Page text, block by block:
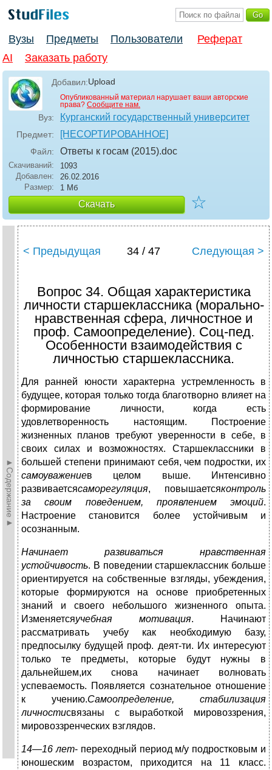
Вузы Предметы Пользователи
Реферат
AI
Заказать работу
Добавил:Upload
Опубликованный материал нарушает ваши авторские
права? Сообщите нам.
Вуз: Курганский государственный университет
Предмет: [НЕСОРТИРОВАННОЕ]
Файл: Ответы к госам (2015).doc
Скачиваний:
1093
Добавлен:
26.02.2016
Размер:
1 Мб
Скачать ☆
►Содержание►
< Предыдущая 34 / 47 Следующая >
Вопрос 34. Общая характеристика
личности старшеклассника (морально-
нравственная сфера, личностное и
проф. Самоопределение). Соц-пед.
Особенности взаимодействия с
личностью старшеклассника.
Для ранней юности характерна устремленность в
будущее, которая только тогда благотворно влияет на
формирование личности, когда есть
удовлетворенность настоящим. Построение
жизненных планов требуют уверенности в себе, в
своих силах и возможностях. Старшеклассники в
большей степени принимают себя, чем подростки, их
самоуважениев целом выше. Интенсивно
развиваетсясаморегуляция, повышаетсяконтроль
за своим поведением, проявлением эмоций.
Настроение становится более устойчивым и
осознанным.
Начинает развиваться нравственная
устойчивость. В поведении старшеклассник больше
ориентируется на собственные взгляды, убеждения,
которые формируются на основе приобретенных
знаний и своего небольшого жизненного опыта.
Изменяетсяучебная мотивация. Начинают
рассматривать учебу как необходимую базу,
предпосылку будущей проф. деят-ти. Их интересуют
только те предметы, которые будут нужны в
дальнейшем,их снова начинает волновать
успеваемость. Появляется сознательное отношение
к учению.Самоопределение, стабилизация
личностисвязаны с выработкой мировоззрения,
мировоззренческих взглядов.
14—16 лет- переходный период м/у подростковым и
юношеским возрастом, приходится на 11 класс.